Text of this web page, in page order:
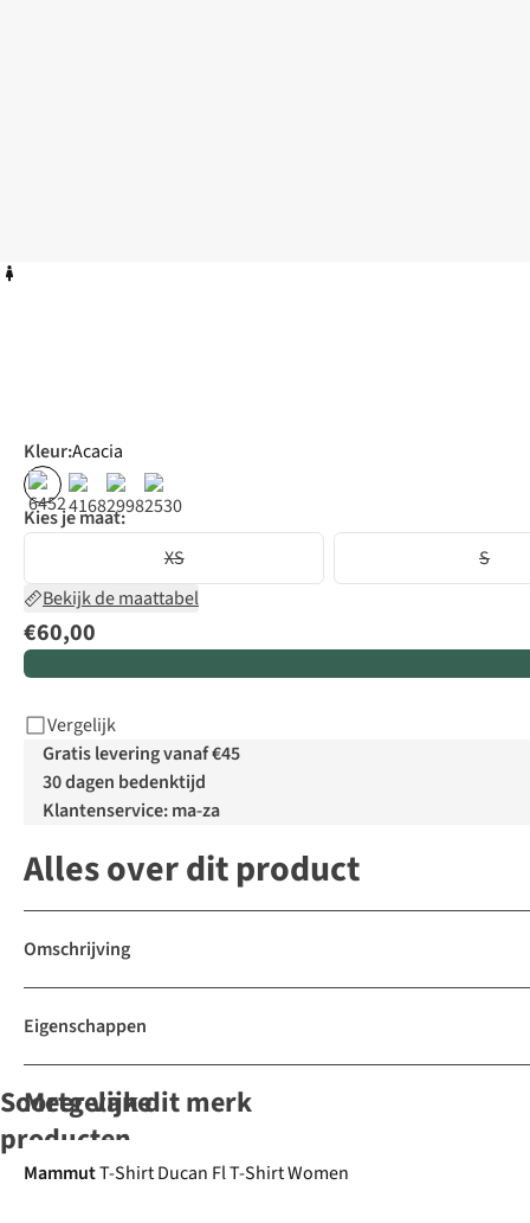
Kleur:Acacia
Kies je maat:
XS
S
Bekijk de maattabel
€60,00
Vergelijk
Gratis levering vanaf €45
30 dagen bedenktijd
Klantenservice: ma-za
Alles over dit product
Omschrijving
Eigenschappen
Soortgelijke
producten
Meer van dit merk
MammutT-Shirt Ducan Fl T-Shirt Women